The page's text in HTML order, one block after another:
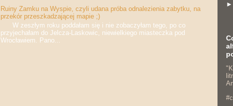
Ruiny Zamku na Wyspie, czyli udana próba odnalezienia zabytku, na
przekór przeszkadzającej mapie ;)
W zeszłym roku poddałam się i nie zobaczyłam tego, po co
przyjechałam do Jelcza-Laskowic, niewielkiego miasteczka pod
Wrocławiem. Pano...
►